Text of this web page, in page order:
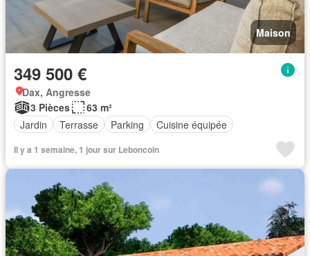
Maison
349 500 €
Dax, Angresse
3 Pièces
63 m²
Jardin
Terrasse Parking Cuisine équipée
Il y a 1 semaine, 1 jour sur Leboncoin